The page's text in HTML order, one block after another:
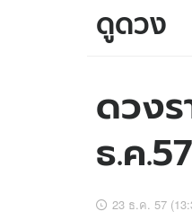
ข่าว
ข่าวบันเทิง
ข่าวกีฬา
ข่าวเศรษฐ
อัปเดตจีน
ดูดวง
ดวงร
ธ.ค
23 ธ.ค. 57